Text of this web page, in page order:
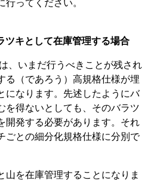
ってください。
ツキとして在庫管理する場合
、いまだ行うべきことが残され
る（であろう）高規格仕様が埋
になります。先述したようにバ
を得ないとしても、そのバラツ
開発する必要があります。それ
ごとの細分化規格仕様に分別で
山を在庫管理することになりま